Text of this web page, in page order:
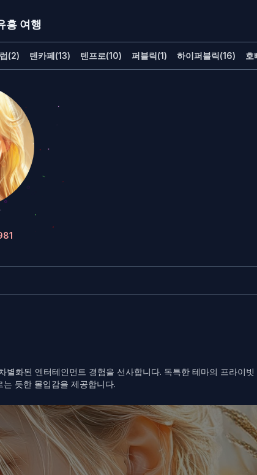
흥 여행
(2) 텐카페(13) 텐프로(10) 퍼블릭(1) 하이퍼블릭(16) 호
화된 엔터테인먼트 경험을 선사합니다. 독특한 테마의 프라이
듯한 몰입감을 제공합니다.